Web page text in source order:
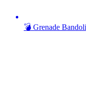
💣 Grenade